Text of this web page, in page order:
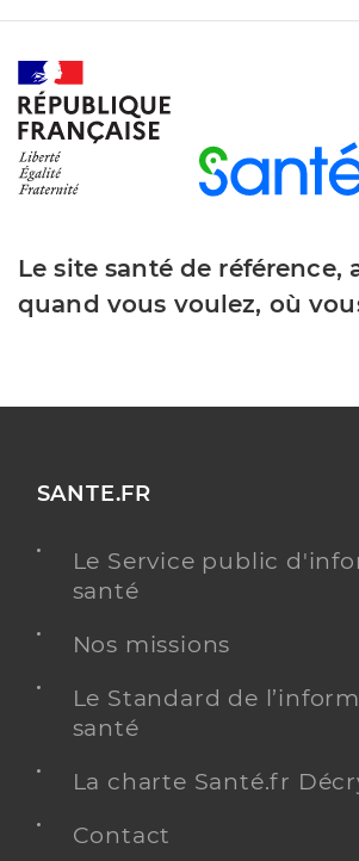
Le site santé de référence,
quand vous voulez, où
SANTE.FR
Le Service public
santé
Nos missions
Le Standard de
santé
La charte Santé.fr
Contact